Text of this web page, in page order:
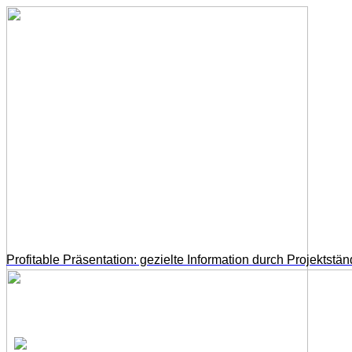
Profitable Präsentation: gezielte Information durch